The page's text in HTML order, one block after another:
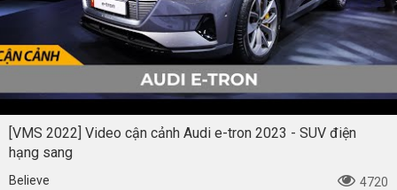
[VMS 2022] Video cận cảnh Audi e-tron 2023 - SUV điện
hạng sang
Believe 4720